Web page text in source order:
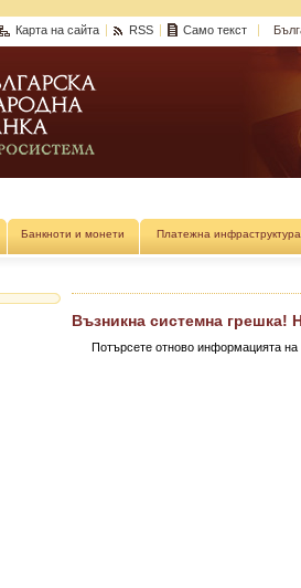
Карта на сайта RSS Само текст
Банкноти и монети Платежна инфраструктура
Възникна системна грешка!
Потърсете отново информацията на